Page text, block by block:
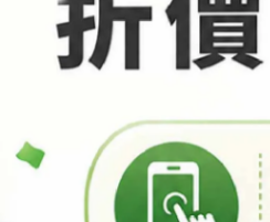
氨醯苯丙氨酸甲酯
倍